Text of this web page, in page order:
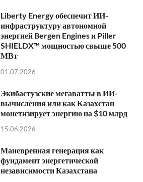
Liberty Energy обеспечит ИИ-
инфраструктуру автономной
энергией Bergen Engines и Piller
SHIELDX™ мощностью свыше 500
МВт
01.07.2026
Экибастузские мегаватты в ИИ-
вычисления или как Казахстан
монетизирует энергию на $10 млрд
15.06.2026
Маневренная генерация как
фундамент энергетической
независимости Казахстана